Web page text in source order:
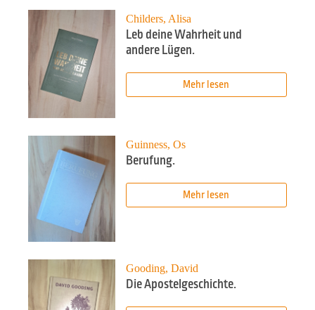
Childers, Alisa
Leb deine Wahrheit und
andere Lügen.
Mehr lesen
Guinness, Os
Berufung.
Mehr lesen
Gooding, David
Die Apostelgeschichte.